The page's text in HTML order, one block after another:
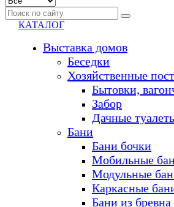
КАТАЛОГ
Выставка домов
Беседки
Хозяйственные
Бытовки,
Забор
Дачные
Бани
Бани бочки
Мобильные
Модульные
Каркасные
Бани из бревна